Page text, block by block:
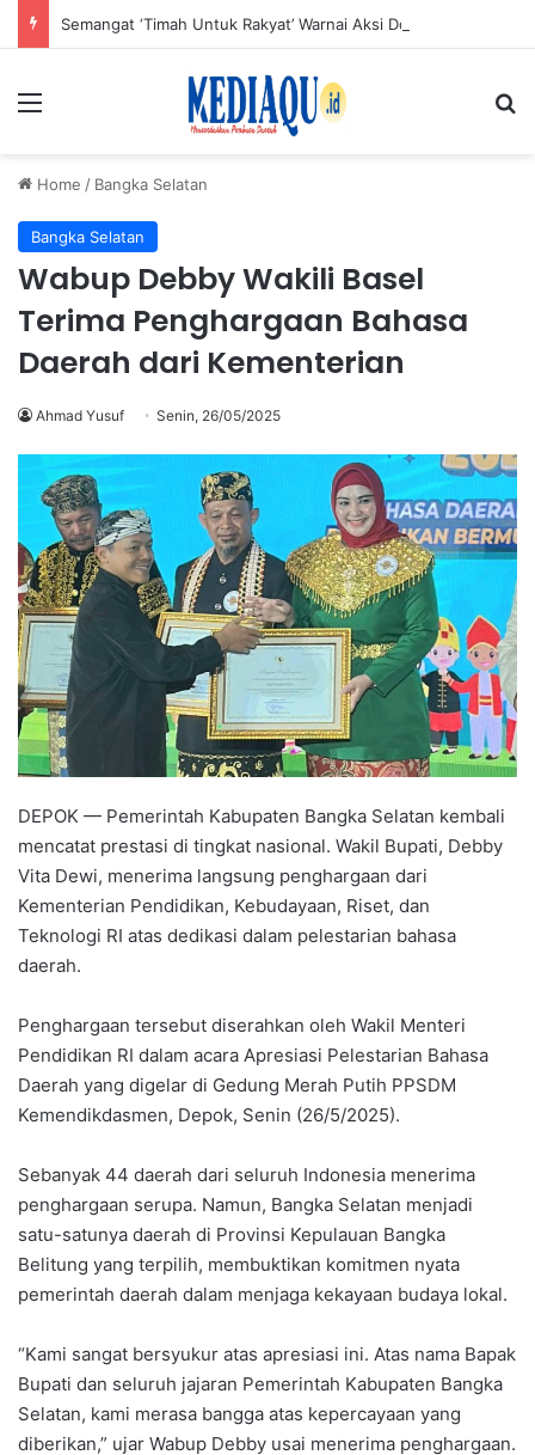
Menu
Home / Bangka Selatan
Bangka Selatan
Wabup Debby Wakili Basel
Terima Penghargaan Bahasa
Daerah dari Kementerian
Ahmad Yusuf Senin, 26/05/2025
DEPOK — Pemerintah Kabupaten Bangka Selatan kembali
mencatat prestasi di tingkat nasional. Wakil Bupati, Debby
Vita Dewi, menerima langsung penghargaan dari
Kementerian Pendidikan, Kebudayaan, Riset, dan
Teknologi RI atas dedikasi dalam pelestarian bahasa
daerah.
Penghargaan tersebut diserahkan oleh Wakil Menteri
Pendidikan RI dalam acara Apresiasi Pelestarian Bahasa
Daerah yang digelar di Gedung Merah Putih PPSDM
Kemendikdasmen, Depok, Senin (26/5/2025).
Sebanyak 44 daerah dari seluruh Indonesia menerima
penghargaan serupa. Namun, Bangka Selatan menjadi
satu-satunya daerah di Provinsi Kepulauan Bangka
Belitung yang terpilih, membuktikan komitmen nyata
pemerintah daerah dalam menjaga kekayaan budaya lokal.
“Kami sangat bersyukur atas apresiasi ini. Atas nama Bapak
Bupati dan seluruh jajaran Pemerintah Kabupaten Bangka
Selatan, kami merasa bangga atas kepercayaan yang
diberikan,” ujar Wabup Debby usai menerima penghargaan.